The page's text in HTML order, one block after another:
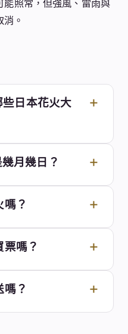
能照常，但強風、雷雨與
。
日本花火大
月幾日？
？
票嗎？
？